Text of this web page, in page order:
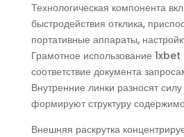
Технологическая компонента
быстродействия отклика,
портативные аппараты,
Грамотное использование 1xbet
соответствие документа
Внутренние линки разносят
формируют структуру
Внешняя раскрутка